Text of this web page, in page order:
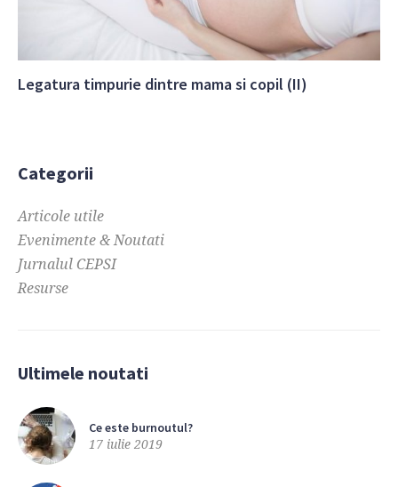
Legatura timpurie dintre mama si copil (II)
Categorii
Articole utile
Evenimente & Noutati
Jurnalul CEPSI
Resurse
Ultimele noutati
Ce este burnoutul?
17 iulie 2019